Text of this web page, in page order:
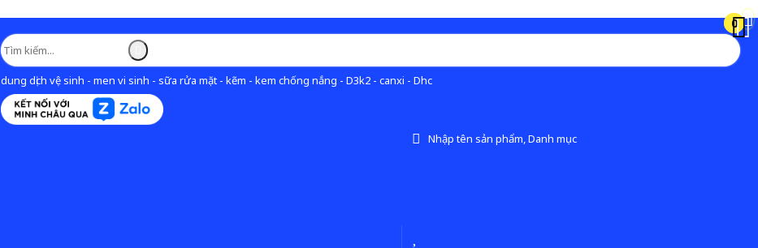
dung dịch vệ sinh - men vi sinh - sữa rửa mặt - kẽm - kem chống nắng - D3k2 - canxi - Dhc
Nhập tên sản phẩm, Danh mục
0
0